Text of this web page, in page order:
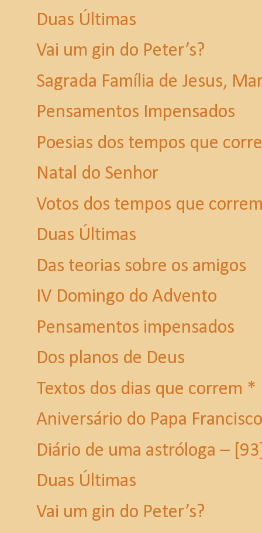
Duas Últimas
Vai um gin do Peter’s?
Sagrada Família de Jesus,
Pensamentos Impensados
Poesias dos tempos que
Natal do Senhor
Votos dos tempos que
Duas Últimas
Das teorias sobre os amigos
IV Domingo do Advento
Pensamentos impensados
Dos planos de Deus
Textos dos dias que correm *
Aniversário do Papa Francisco
Diário de uma astróloga –
Duas Últimas
Vai um gin do Peter’s?